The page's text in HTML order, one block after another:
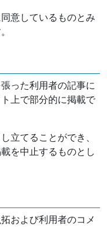
意しているものとみ
った利用者の記事に
上で部分的に掲載で
立てることができ、
を中止するものとし
および利用者のコメ